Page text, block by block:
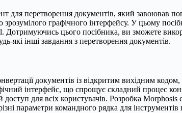
для перетворення документів, який завоював
графічного інтерфейсу. У цьому
Дотримуючись цього посібника, ви зможете
інші завдання з перетворення документів.
документів із відкритим вихідним
інтерфейс, що спрощує складний процес
доступ для всіх користувачів. Розробка
параметри командного рядка для